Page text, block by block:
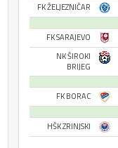
FK ŽELJEZNIČAR
FK SARAJEVO
NK ŠIROKI
BRIJEG
FK BORAC
HŠK ZRINJSKI